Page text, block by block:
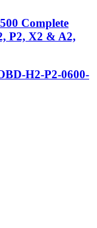
Complete
P2, X2 & A2,
H2-P2-0600-